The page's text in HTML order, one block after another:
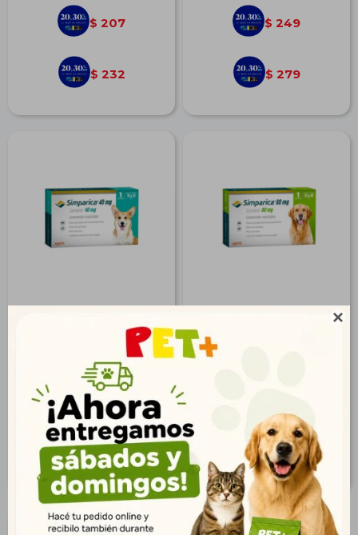

$ 207
$ 232
$ 249
$ 279
$ 316
$ 355 $ 493